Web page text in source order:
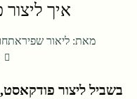
איך
מאת: ליאור שפירא
בשביל ליצור